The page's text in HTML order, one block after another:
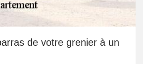
de votre grenier à un